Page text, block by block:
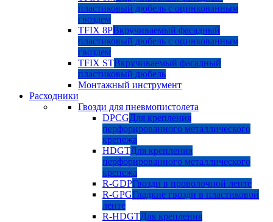
пластиковый дюбель с оцинкованным
гвоздем
TFIX 8PВкручиваемый фасадный
пластиковый дюбель с оцинкованным
гвоздем
TFIX STВкручиваемый фасадный
пластиковый дюбель
Монтажный инструмент
Расходники
Гвозди для пневмопистолета
DPCGДля крепления
перфорированного металлического
крепежа
HDGTДля крепления
перфорированного металлического
крепежа
R-GDPГвозди в проволочной ленте
R-GPGГладкие гвозди в пластиковой
ленте
R-HDGTДля крепления